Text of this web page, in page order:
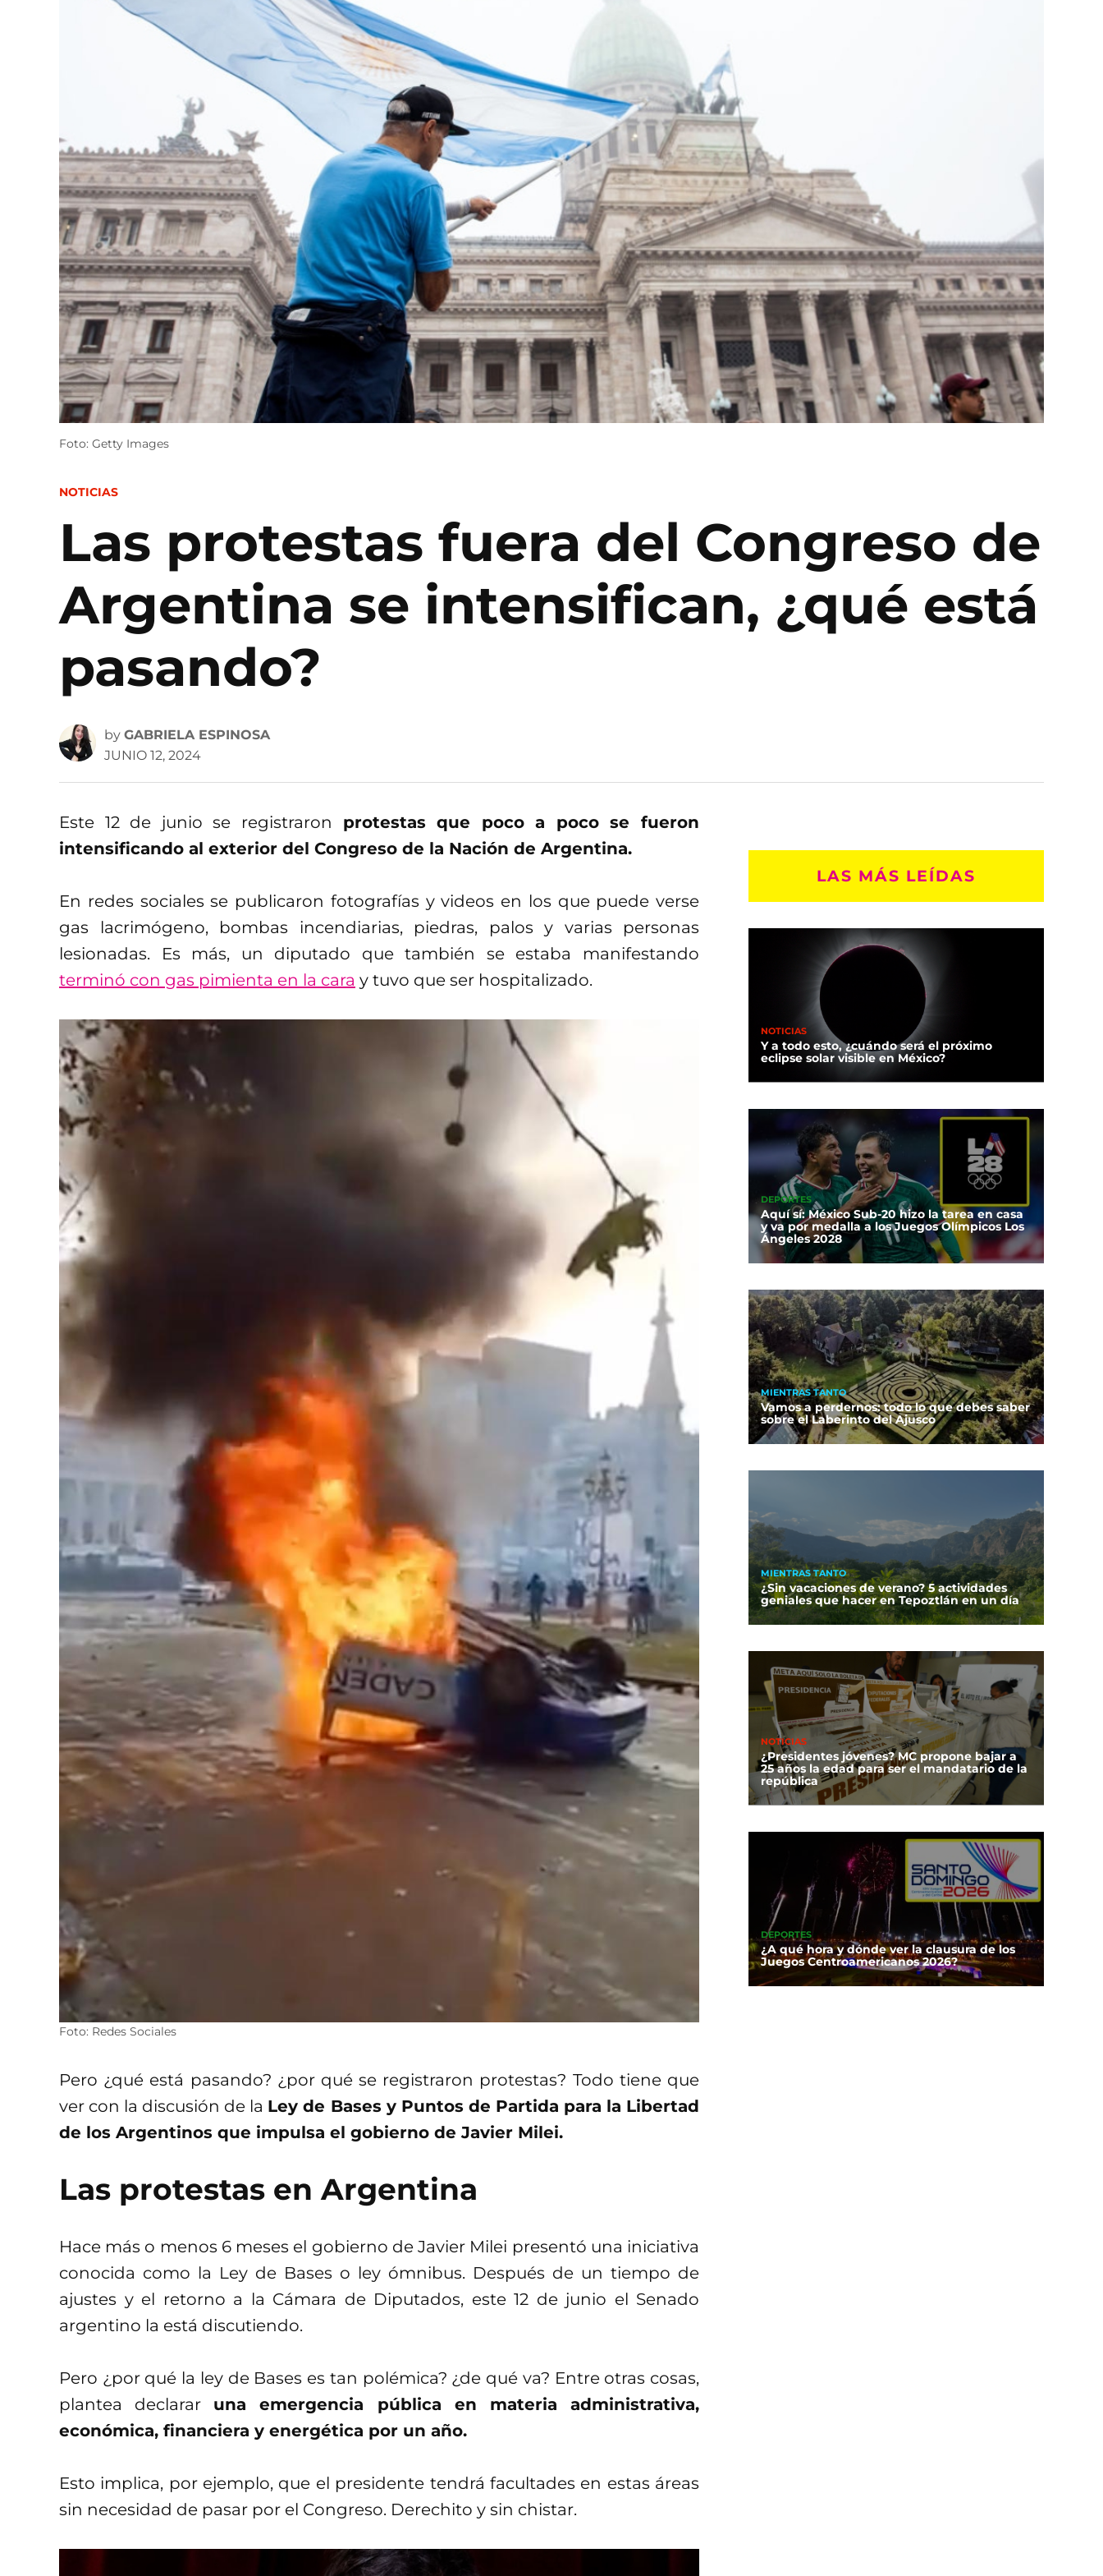
Foto: Getty Images
POSTED
NOTICIAS
Las protestas fuera del Congreso de
Argentina se intensifican, ¿qué está
pasando?
by GABRIELA ESPINOSA
JUNIO 12, 2024
Este 12 de junio se registraron protestas que poco a poco se fueron
intensificando al exterior del Congreso de la Nación de Argentina.
En redes sociales se publicaron fotografías y videos en los que puede verse
gas lacrimógeno, bombas incendiarias, piedras, palos y varias personas
lesionadas. Es más, un diputado que también se estaba manifestando
terminó con gas pimienta en la cara y tuvo que ser hospitalizado.
Foto: Redes Sociales
Pero ¿qué está pasando? ¿por qué se registraron protestas? Todo tiene que
ver con la discusión de la Ley de Bases y Puntos de Partida para la Libertad
de los Argentinos que impulsa el gobierno de Javier Milei.
Las protestas en Argentina
Hace más o menos 6 meses el gobierno de Javier Milei presentó una iniciativa
conocida como la Ley de Bases o ley ómnibus. Después de un tiempo de
ajustes y el retorno a la Cámara de Diputados, este 12 de junio el Senado
argentino la está discutiendo.
Pero ¿por qué la ley de Bases es tan polémica? ¿de qué va? Entre otras cosas,
plantea declarar una emergencia pública en materia administrativa,
económica, financiera y energética por un año.
Esto implica, por ejemplo, que el presidente tendrá facultades en estas áreas
sin necesidad de pasar por el Congreso. Derechito y sin chistar.
LAS MÁS LEÍDAS
NOTICIAS
Y a todo esto, ¿cuándo será el próximo
eclipse solar visible en México?
DEPORTES
Aquí sí: México Sub-20 hizo la tarea en casa
y va por medalla a los Juegos Olímpicos Los
Ángeles 2028
MIENTRAS TANTO
Vamos a perdernos: todo lo que debes saber
sobre el Laberinto del Ajusco
MIENTRAS TANTO
¿Sin vacaciones de verano? 5 actividades
geniales que hacer en Tepoztlán en un día
NOTICIAS
¿Presidentes jóvenes? MC propone bajar a
25 años la edad para ser el mandatario de la
república
DEPORTES
¿A qué hora y dónde ver la clausura de los
Juegos Centroamericanos 2026?